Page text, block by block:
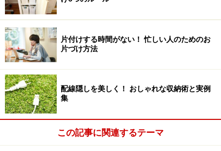
片付けする時間がない！ 忙しい人のためのお
片づけ方法
配線隠しを美しく！ おしゃれな収納術と実例
集
この記事に関連するテーマ